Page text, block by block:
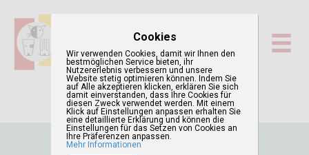
Cookies
Wir verwenden Cookies, damit wir Ihnen den
bestmöglichen Service bieten, ihr
Nutzererlebnis verbessern und unsere
Website stetig optimieren können. Indem Sie
auf Alle akzeptieren klicken, erklären Sie sich
damit einverstanden, dass Ihre Cookies für
diesen Zweck verwendet werden. Mit einem
Klick auf Einstellungen anpassen erhalten Sie
eine detaillierte Erklärung und können die
Einstellungen für das Setzen von Cookies an
Ihre Präferenzen anpassen.
Mehr Informationen